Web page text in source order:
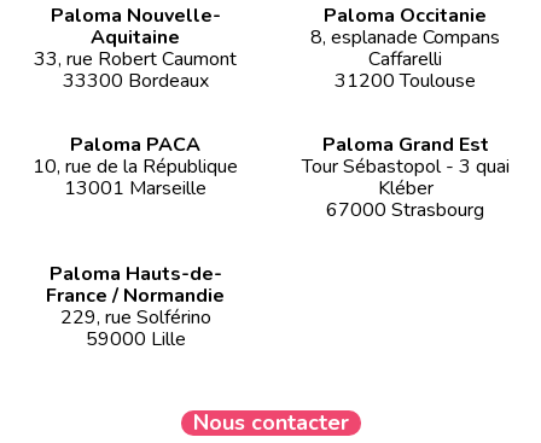
Paloma Nouvelle-
Aquitaine
33, rue Robert Caumont
33300 Bordeaux
Paloma Occitanie
8, esplanade Compans
Caffarelli
31200 Toulouse
Paloma PACA
10, rue de la République
13001 Marseille
Paloma Grand Est
Tour Sébastopol - 3 quai
Kléber
67000 Strasbourg
Paloma Hauts-de-
France / Normandie
229, rue Solférino
59000 Lille
Nous contacter